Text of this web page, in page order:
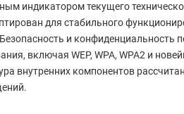
индикатором текущего
для стабильного
и
включая WEP, WPA, WPA2 и
внутренних компонентов